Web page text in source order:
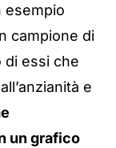
esempio
campione di
di essi che
e
un grafico